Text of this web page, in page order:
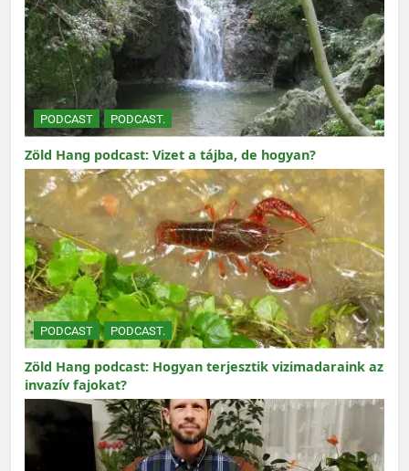
PODCAST PODCAST.
Zöld Hang podcast: Vizet a tájba, de hogyan?
PODCAST PODCAST.
Zöld Hang podcast: Hogyan terjesztik vizimadaraink az
invazív fajokat?